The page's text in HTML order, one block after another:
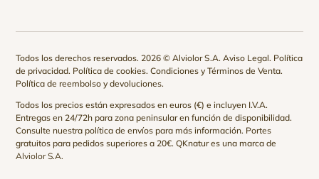
Todos los derechos reservados. 2026 © Alviolor S.A.Aviso Legal. Política
de privacidad. Política de cookies.Condiciones y Términos de Venta.
Política de reembolso y devoluciones.
Todos los precios están expresados en euros (€) e incluyen I.V.A.
Entregas en 24/72h para zona peninsular en función de disponibilidad.
Consulte nuestrapolítica de envíos para más información. Portes
gratuitos para pedidos superiores a 20€. QKnatur es una marca de
Alviolor S.A.